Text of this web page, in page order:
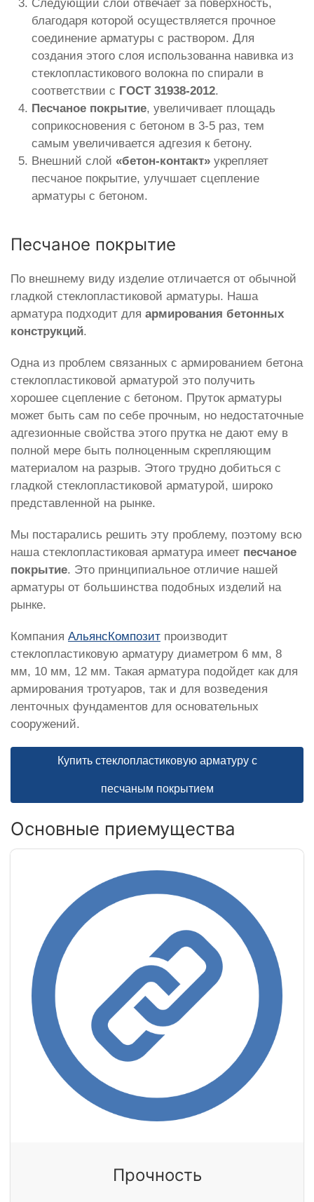
Следующий слой отвечает за поверхность,
благодаря которой осуществляется прочное
соединение арматуры с раствором. Для
создания этого слоя использованна навивка из
стеклопластикового волокна по спирали в
соответствии с ГОСТ 31938-2012.
Песчаное покрытие, увеличивает площадь
соприкосновения с бетоном в 3-5 раз, тем
самым увеличивается адгезия к бетону.
Внешний слой «бетон-контакт» укрепляет
песчаное покрытие, улучшает сцепление
арматуры с бетоном.
Песчаное покрытие
По внешнему виду изделие отличается от обычной
гладкой стеклопластиковой арматуры. Наша
арматура подходит для армирования бетонных
конструкций.
Одна из проблем связанных с армированием бетона
стеклопластиковой арматурой это получить
хорошее сцепление с бетоном. Пруток арматуры
может быть сам по себе прочным, но недостаточные
адгезионные свойства этого прутка не дают ему в
полной мере быть полноценным скрепляющим
материалом на разрыв. Этого трудно добиться с
гладкой стеклопластиковой арматурой, широко
представленной на рынке.
Мы постарались решить эту проблему, поэтому всю
наша стеклопластиковая арматура имеет песчаное
покрытие. Это принципиальное отличие нашей
арматуры от большинства подобных изделий на
рынке.
Компания АльянсКомпозит производит
стеклопластиковую арматуру диаметром 6 мм, 8
мм, 10 мм, 12 мм. Такая арматура подойдет как для
армирования тротуаров, так и для возведения
ленточных фундаментов для основательных
сооружений.
Купить стеклопластиковую арматуру с
песчаным покрытием
Основные приемущества
Прочность